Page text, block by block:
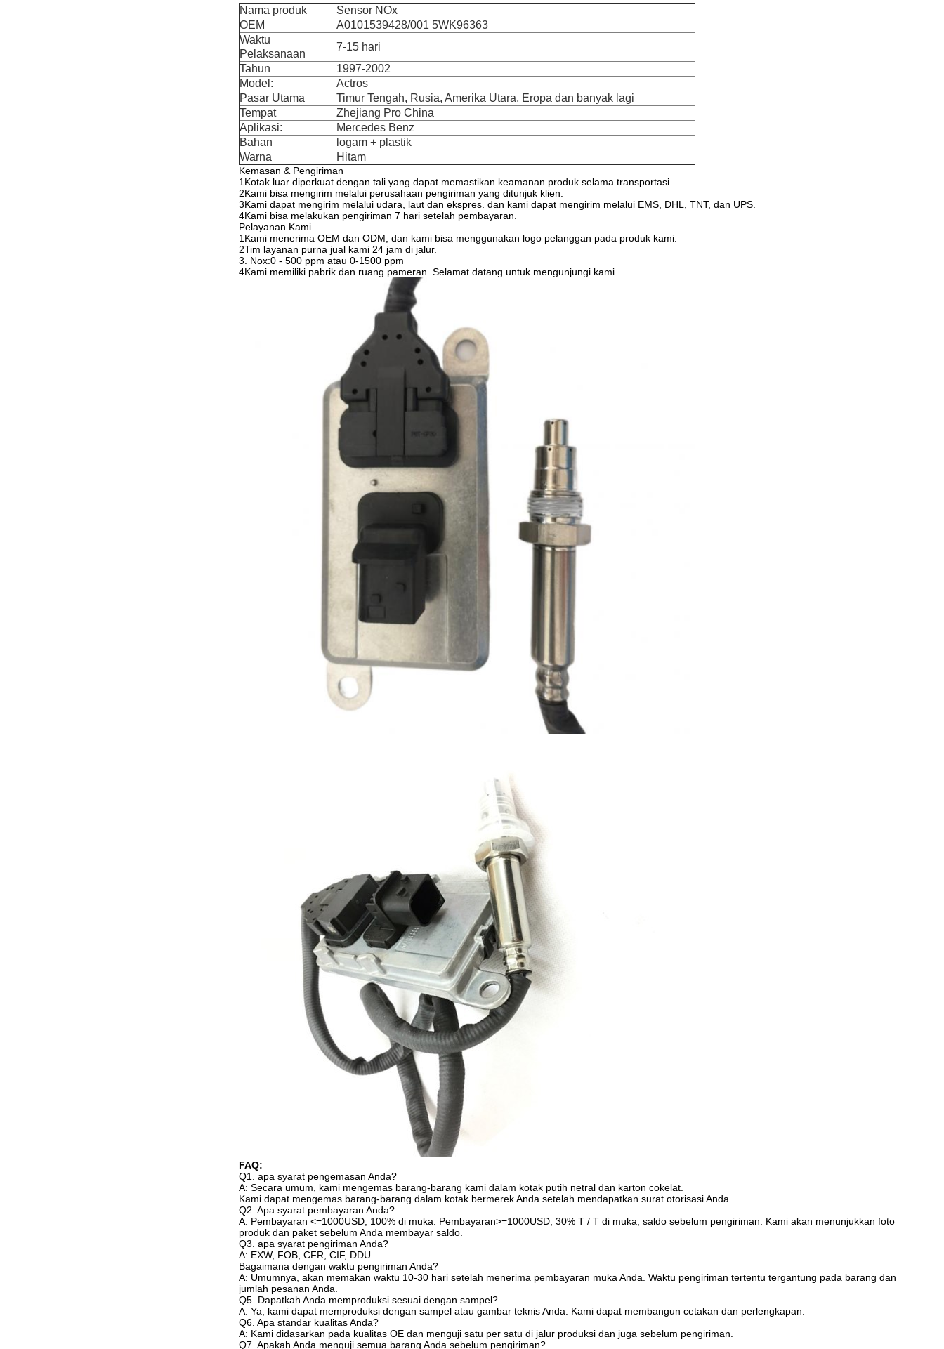
Nama produk
Sensor NOx
OEM
A0101539428/001 5WK96363
Waktu
Pelaksanaan
7-15 hari
Tahun
1997-2002
Model:
Actros
Pasar Utama
Timur Tengah, Rusia, Amerika Utara, Eropa dan banyak lagi
Tempat
Zhejiang Pro China
Aplikasi:
Mercedes Benz
Bahan
logam + plastik
Warna
Hitam
Kemasan & Pengiriman
1Kotak luar diperkuat dengan tali yang dapat memastikan keamanan produk selama transportasi.
2Kami bisa mengirim melalui perusahaan pengiriman yang ditunjuk klien.
3Kami dapat mengirim melalui udara, laut dan ekspres. dan kami dapat mengirim melalui EMS, DHL, TNT, dan UPS.
4Kami bisa melakukan pengiriman 7 hari setelah pembayaran.
Pelayanan Kami
1Kami menerima OEM dan ODM, dan kami bisa menggunakan logo pelanggan pada produk kami.
2Tim layanan purna jual kami 24 jam di jalur.
3. Nox:0 - 500 ppm atau 0-1500 ppm
4Kami memiliki pabrik dan ruang pameran. Selamat datang untuk mengunjungi kami.
FAQ:
Q1. apa syarat pengemasan Anda?
A: Secara umum, kami mengemas barang-barang kami dalam kotak putih netral dan karton cokelat.
Kami dapat mengemas barang-barang dalam kotak bermerek Anda setelah mendapatkan surat otorisasi Anda.
Q2. Apa syarat pembayaran Anda?
A: Pembayaran <=1000USD, 100% di muka. Pembayaran>=1000USD, 30% T / T di muka, saldo sebelum pengiriman. Kami akan menunjukkan foto
produk dan paket sebelum Anda membayar saldo.
Q3. apa syarat pengiriman Anda?
A: EXW, FOB, CFR, CIF, DDU.
Bagaimana dengan waktu pengiriman Anda?
A: Umumnya, akan memakan waktu 10-30 hari setelah menerima pembayaran muka Anda. Waktu pengiriman tertentu tergantung pada barang dan
jumlah pesanan Anda.
Q5. Dapatkah Anda memproduksi sesuai dengan sampel?
A: Ya, kami dapat memproduksi dengan sampel atau gambar teknis Anda. Kami dapat membangun cetakan dan perlengkapan.
Q6. Apa standar kualitas Anda?
A: Kami didasarkan pada kualitas OE dan menguji satu per satu di jalur produksi dan juga sebelum pengiriman.
Q7. Apakah Anda menguji semua barang Anda sebelum pengiriman?